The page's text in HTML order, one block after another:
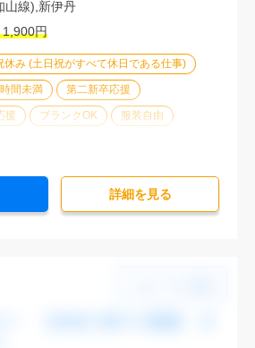
休み (土日祝がすべて休日である仕事)
間未満 第二新卒応援
援 ブランクOK 服装自由
迎
山線),新伊丹
円
詳細を⾒る